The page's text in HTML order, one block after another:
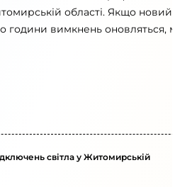
області. Якщо новий
години вимкнень оновляться,
світла у Житомирській